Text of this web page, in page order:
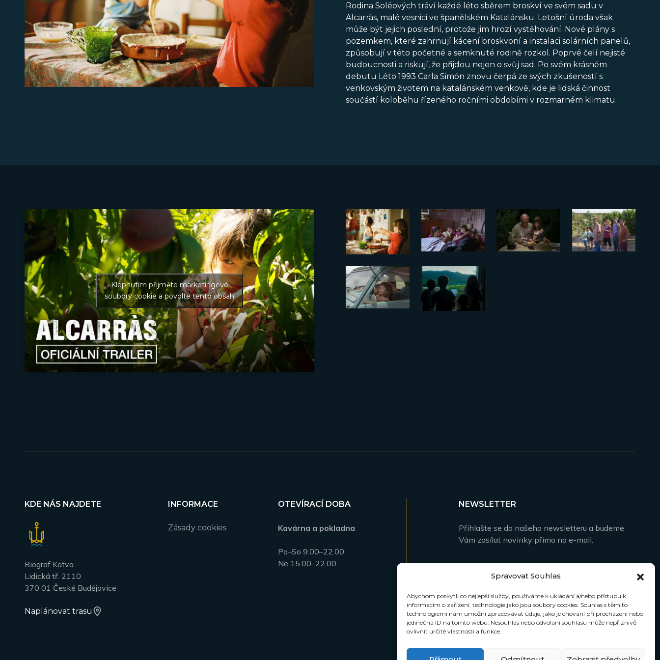
Spravovat Souhlas
Abychom poskytli co nejlepší služby, používáme k ukládání a/nebo přístupu k
informacím o zařízení, technologie jako jsou soubory cookies. Souhlas s těmito
technologiemi nám umožní zpracovávat údaje, jako je chování při procházení nebo
jedinečná ID na tomto webu. Nesouhlas nebo odvolání souhlasu může nepříznivě
ovlivnit určité vlastnosti a funkce.
Rodina Soléových tráví každé léto sběrem broskví ve svém sadu v
Alcarràs, malé vesnici ve španělském Katalánsku. Letošní úroda však
může být jejich poslední, protože jim hrozí vystěhování. Nové plány s
pozemkem, které zahrnují kácení broskvoní a instalaci solárních panelů,
způsobují v této početné a semknuté rodině rozkol. Poprvé čelí nejisté
budoucnosti a riskují, že přijdou nejen o svůj sad. Po svém krásném
debutu Léto 1993 Carla Simón znovu čerpá ze svých zkušeností s
venkovským životem na katalánském venkově, kde je lidská činnost
součástí koloběhu řízeného ročními obdobími v rozmarném klimatu.
Klepnutím přijměte marketingové
soubory cookie a povolte tento obsah
KDE NÁS NAJDETE
Biograf Kotva
Lidická tř. 2110
370 01 České Budějovice
Naplánovat trasu
INFORMACE
Zásady cookies
OTEVÍRACÍ DOBA
Kavárna a pokladna
Po–So 9.00–22.00
Ne 15.00–22.00
NEWSLETTER
Přihlašte se do našeho newsletteru a budeme
Vám zasílat novinky přímo na e-mail.